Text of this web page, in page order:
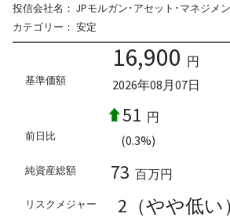
投信会社名： JPモルガン･アセット･マネジメ
カテゴリー： 安定
基準価額
16,900 円
2026年08月07日
前日比
51 円
(0.3%)
純資産総額 73 百万円
リスクメジャー 2（やや低い）